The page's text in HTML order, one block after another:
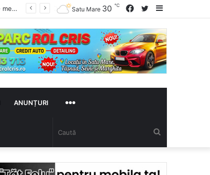
Sidebar
Twitter
Facebook
Satu Mare 30 ℃
ANUNȚURI
MULTE